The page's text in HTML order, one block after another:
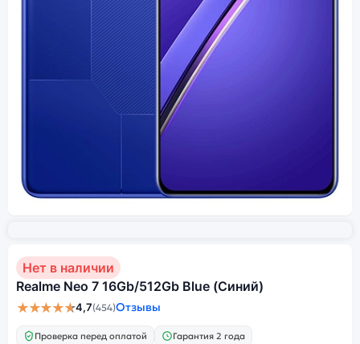
Нет в наличии
Realme Neo 7 16Gb/512Gb Blue (Синий)
★★★★★4,7(454)Отзывы
Проверка перед оплатой
Гарантия 2 года